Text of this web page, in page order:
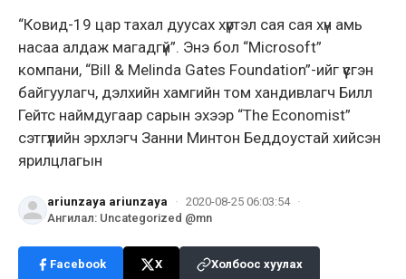
“Ковид-19 цар тахал дуусах хүртэл сая сая хүн амь
насаа алдаж магадгүй”. Энэ бол “Microsoft”
компани, “Bill & Melinda Gates Foundation”-ийг үүсгэн
байгуулагч, дэлхийн хамгийн том хандивлагч Билл
Гейтс наймдугаар сарын эхээр “The Economist”
сэтгүүлийн эрхлэгч Занни Минтон Беддоустай хийсэн
ярилцлагын
ariunzaya ariunzaya · 2020-08-25 06:03:54 ·
Ангилал: Uncategorized @mn
Facebook X Холбоос хуулах